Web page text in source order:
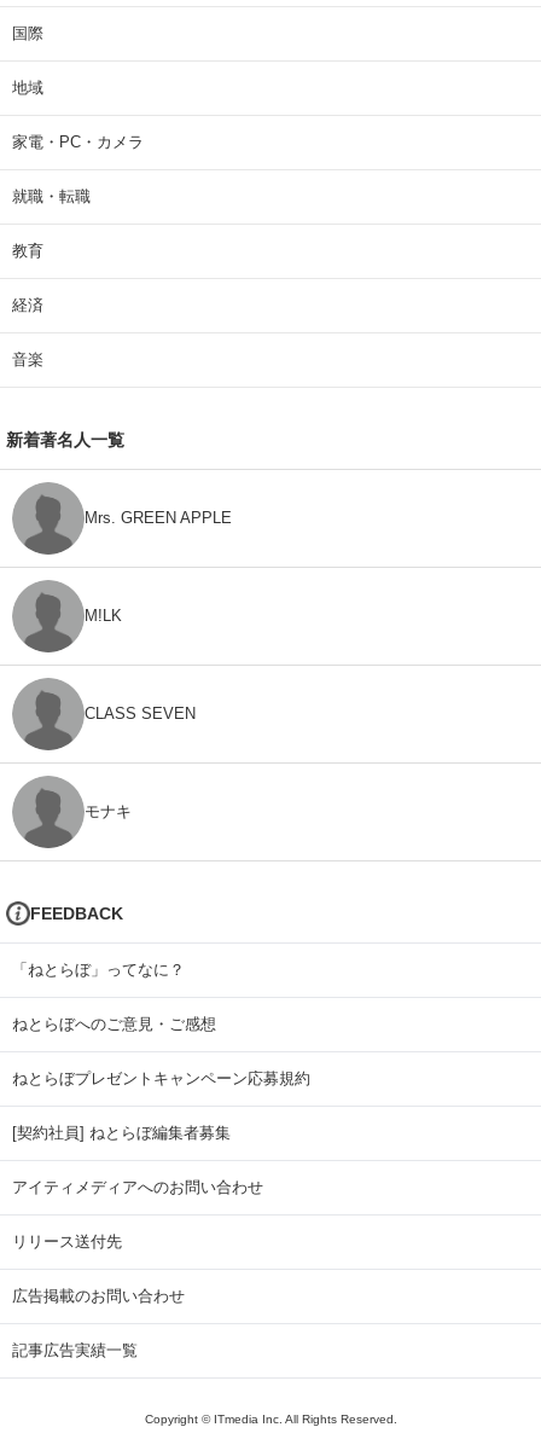
国際
地域
家電・PC・カメラ
就職・転職
教育
経済
音楽
新着著名人一覧
Mrs. GREEN APPLE
M!LK
CLASS SEVEN
モナキ
FEEDBACK
「ねとらぼ」ってなに？
ねとらぼへのご意見・ご感想
ねとらぼプレゼントキャンペーン応募規約
[契約社員] ねとらぼ編集者募集
アイティメディアへのお問い合わせ
リリース送付先
広告掲載のお問い合わせ
記事広告実績一覧
Copyright © ITmedia Inc. All Rights Reserved.